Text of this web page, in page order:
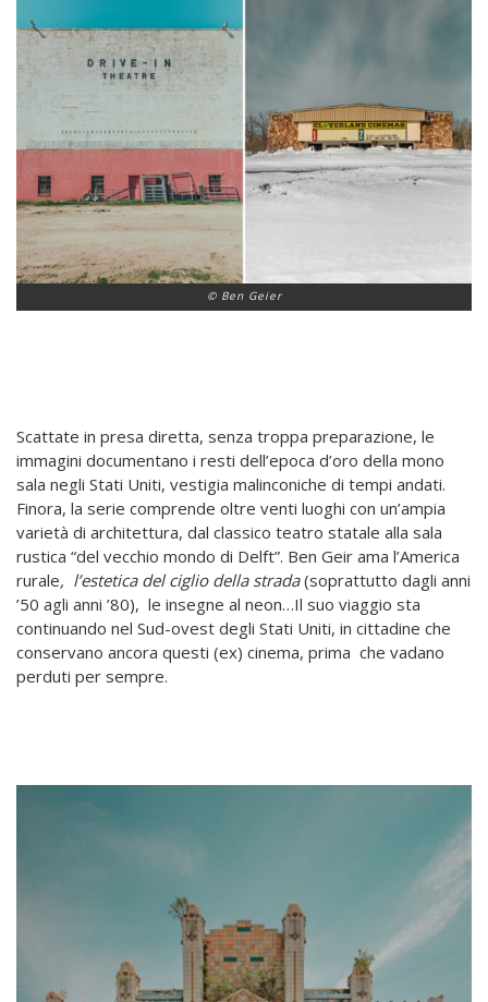
© Ben Geier
Scattate in presa diretta, senza troppa preparazione, le
immagini documentano i resti dell’epoca d’oro della mono
sala negli Stati Uniti, vestigia malinconiche di tempi andati.
Finora, la serie comprende oltre venti luoghi con un’ampia
varietà di architettura, dal classico teatro statale alla sala
rustica “del vecchio mondo di Delft”. Ben Geir ama l’America
rurale, l’estetica del ciglio della strada(soprattutto dagli anni
’50 agli anni ’80), le insegne al neon…Il suo viaggio sta
continuando nel Sud-ovest degli Stati Uniti, in cittadine che
conservano ancora questi (ex) cinema, prima che vadano
perduti per sempre.